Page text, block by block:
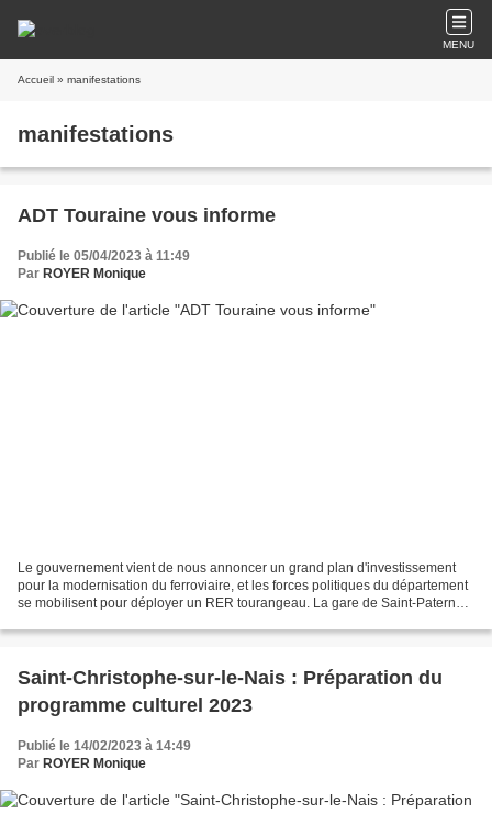
MENU
Accueil » manifestations
manifestations
ADT Touraine vous informe
Publié le 05/04/2023 à 11:49
Par ROYER Monique
Le gouvernement vient de nous annoncer un grand plan d'investissement
pour la modernisation du ferroviaire, et les forces politiques du département
se mobilisent pour déployer un RER tourangeau. La gare de Saint-Paterne
Saint-Christophe-sur-le-Nais : Préparation du
programme culturel 2023
Publié le 14/02/2023 à 14:49
Par ROYER Monique